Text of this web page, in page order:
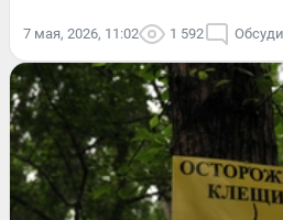
7 мая, 2026, 11:02 1 592